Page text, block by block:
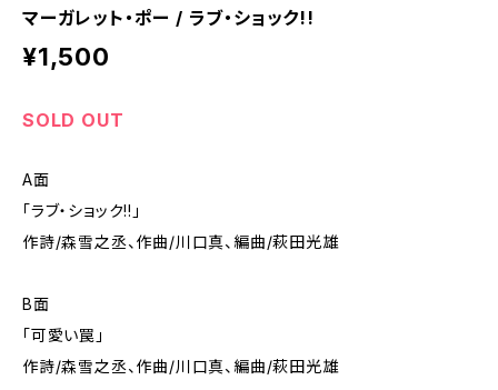
マーガレット・ポー / ラブ・ショック!!
¥1,500
SOLD OUT
A面
「ラブ・ショック!!」
作詩/森雪之丞、作曲/川口真、編曲/萩田光雄
B面
「可愛い罠」
作詩/森雪之丞、作曲/川口真、編曲/萩田光雄